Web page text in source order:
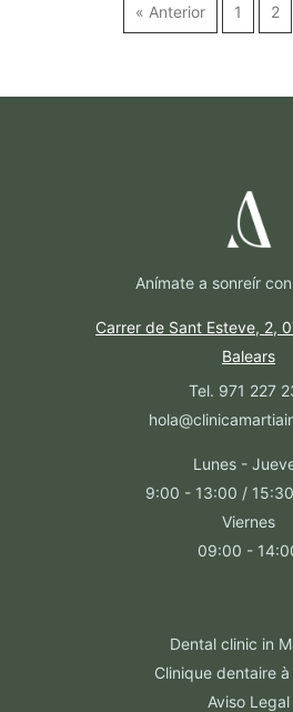
« Anterior 1 2
Anímate a sonreír
Carrer de Sant Esteve, 2,
Balears
Tel. 971 227
Lunes -
9:00 - 13:00 /
Viernes
09:00 -
Dental clinic in
Clinique dentaire à
Aviso Legal